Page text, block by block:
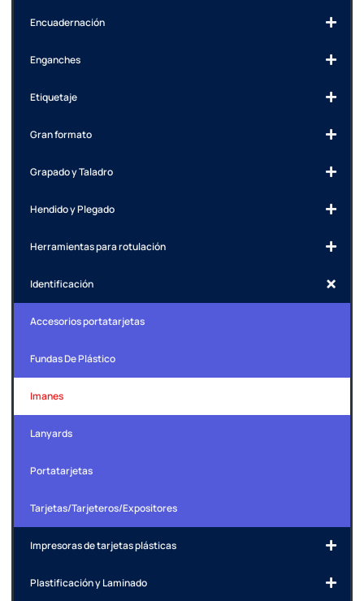
Encuadernación
Enganches
Etiquetaje
Gran formato
Grapado y Taladro
Hendido y Plegado
Herramientas para rotulación
Identificación
Accesorios portatarjetas
Fundas De Plástico
Imanes
Lanyards
Portatarjetas
Tarjetas/Tarjeteros/Expositores
Impresoras de tarjetas plásticas
Plastificación y Laminado